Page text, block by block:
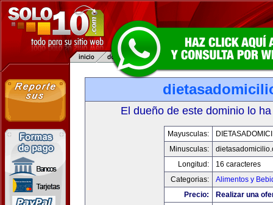
El dueño de este dominio lo
Mayusculas:
Minusculas:
Longitud:
16 caracteres
Categorias:
Alimentos y
Precio:
Realizar una